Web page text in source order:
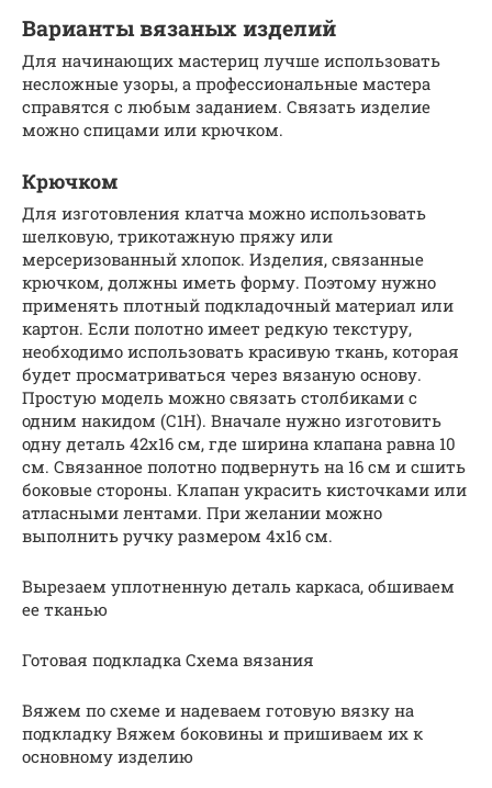
Варианты вязаных изделий
Для начинающих мастериц лучше использовать
несложные узоры, а профессиональные мастера
справятся с любым заданием. Связать изделие
можно спицами или крючком.
Крючком
Для изготовления клатча можно использовать
шелковую, трикотажную пряжу или
мерсеризованный хлопок. Изделия, связанные
крючком, должны иметь форму. Поэтому нужно
применять плотный подкладочный материал или
картон. Если полотно имеет редкую текстуру,
необходимо использовать красивую ткань, которая
будет просматриваться через вязаную основу.
Простую модель можно связать столбиками с
одним накидом (С1Н). Вначале нужно изготовить
одну деталь 42х16 см, где ширина клапана равна 10
см. Связанное полотно подвернуть на 16 см и сшить
боковые стороны. Клапан украсить кисточками или
атласными лентами. При желании можно
выполнить ручку размером 4х16 см.
Вырезаем уплотненную деталь каркаса, обшиваем
ее тканью
Готовая подкладка Схема вязания
Вяжем по схеме и надеваем готовую вязку на
подкладку Вяжем боковины и пришиваем их к
основному изделию